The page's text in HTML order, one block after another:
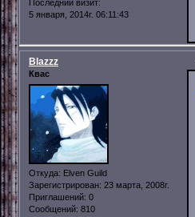
Последний визит:
5 января, 2014г. 06:11:43
Blazzz
Квас
Откуда: Elven Guild
Зарегистрирован: 23 марта, 2008г.
Приглашений: 0
Сообщений: 810